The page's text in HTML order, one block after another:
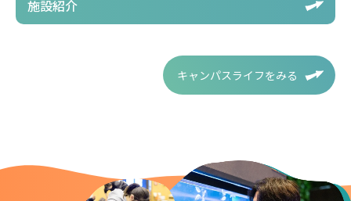
施設紹介
キャンパスライフをみる